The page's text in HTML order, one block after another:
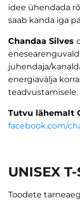
idee ühendada
saab kanda iga
Chandaa Silves
juhendaja/
energiavälja
teadvustamisele.
Tutvu lähemalt
facebook.com/
UNISEX
Toodete